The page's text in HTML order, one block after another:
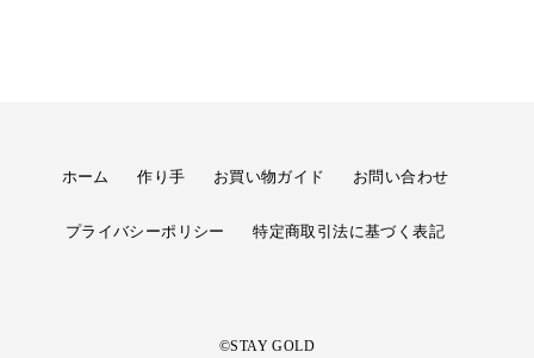
ホーム 作り手 お買い物ガイド お問い合わせ
プライバシーポリシー 特定商取引法に基づく表記
©STAY GOLD